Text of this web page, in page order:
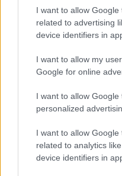
I want to allow
related to advertising
device identifiers in
I want to allow my
Google for online
I want to allow Google
personalized
I want to allow
related to analytics
device identifiers in